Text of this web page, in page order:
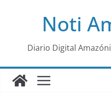
al
Noti
Diario Digital